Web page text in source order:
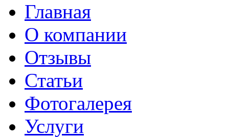
Главная
О компании
Отзывы
Статьи
Фотогалерея
Услуги